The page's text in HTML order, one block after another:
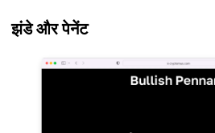
झंडे और पेनेंट